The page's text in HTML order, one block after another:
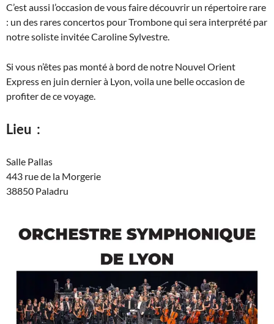
C’est aussi l’occasion de vous faire découvrir un répertoire rare
: un des rares concertos pour Trombone qui sera interprété par
notre soliste invitée Caroline Sylvestre.
Si vous n’êtes pas monté à bord de notre Nouvel Orient
Express en juin dernier à Lyon, voila une belle occasion de
profiter de ce voyage.
Lieu :
Salle Pallas
443 rue de la Morgerie
38850 Paladru